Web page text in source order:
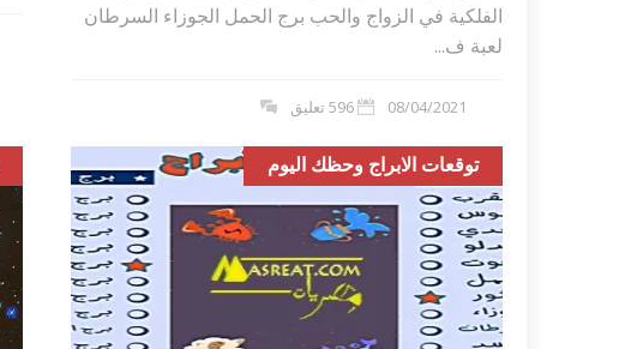
الفلكية في الزواج والحب برج الحمل الجوزاء السرطان
لعبة ف...
08/04/2021 596 تعليق
توقعات الابراج وحظك اليوم
طريقة تحضير حلاوة المولد النبوي مع
وصفات بالفيديو والصور...
اكلات عيد الاضحى 2023 وصفات طبخ